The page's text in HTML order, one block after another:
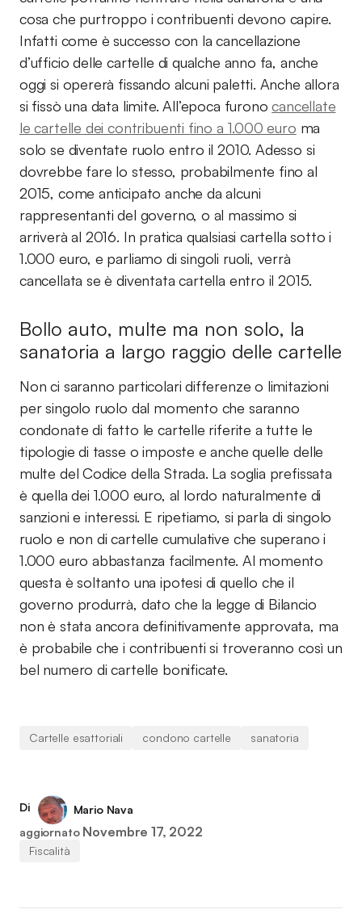
cosa che purtroppo i contribuenti devono capire.
Infatti come è successo con la cancellazione
d’ufficio delle cartelle di qualche anno fa, anche
oggi si opererà fissando alcuni paletti. Anche allora
si fissò una data limite. All’epoca furonocancellate
le cartelle dei contribuenti fino a 1.000 euro ma
solo se diventate ruolo entro il 2010. Adesso si
dovrebbe fare lo stesso, probabilmente fino al
2015, come anticipato anche da alcuni
rappresentanti del governo, o al massimo si
arriverà al 2016. In pratica qualsiasi cartella sotto i
1.000 euro, e parliamo di singoli ruoli, verrà
cancellata se è diventata cartella entro il 2015.
Bollo auto, multe ma non solo, la
sanatoria a largo raggio delle cartelle
Non ci saranno particolari differenze o limitazioni
per singolo ruolo dal momento che saranno
condonate di fatto le cartelle riferite a tutte le
tipologie di tasse o imposte e anche quelle delle
multe del Codice della Strada. La soglia prefissata
è quella dei 1.000 euro, al lordo naturalmente di
sanzioni e interessi. E ripetiamo, si parla di singolo
ruolo e non di cartelle cumulative che superano i
1.000 euro abbastanza facilmente. Al momento
questa è soltanto una ipotesi di quello che il
governo produrrà, dato che la legge di Bilancio
non è stata ancora definitivamente approvata, ma
è probabile che i contribuenti si troveranno così un
bel numero di cartelle bonificate.
Cartelle esattoriali condono cartelle sanatoria
Di
Mario Nava
aggiornato Novembre 17, 2022
Fiscalità